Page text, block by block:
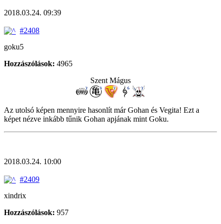
2018.03.24. 09:39
#2408
goku5
Hozzászólások: 4965
Szent Mágus
Az utolsó képen mennyire hasonlít már Gohan és Vegita! Ezt a
képet nézve inkább tűnik Gohan apjának mint Goku.
2018.03.24. 10:00
#2409
xindrix
Hozzászólások: 957